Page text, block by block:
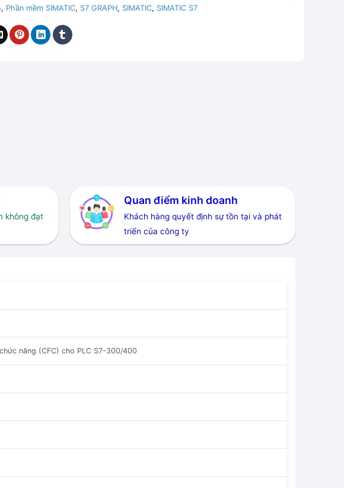
, Phần mềm SIMATIC, S7 GRAPH, SIMATIC, SIMATIC S7
không đạt
Quan điểm kinh doanh
Khách hàng quyết định sự tồn tại và phát
triển của công ty
năng (CFC) cho PLC S7-300/400